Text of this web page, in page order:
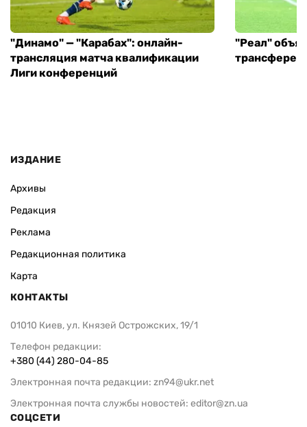
"Динамо" — "Карабах": онлайн-
трансляция матча квалификации
Лиги конференций
"Реал"
трансфере
ИЗДАНИЕ
Архивы
Редакция
Реклама
Редакционная политика
Карта
КОНТАКТЫ
01010 Киев, ул. Князей Острожских, 19/1
Телефон редакции:
+380 (44) 280-04-85
Электронная почта редакции: zn94@ukr.net
Электронная почта службы новостей: editor@zn.ua
СОЦСЕТИ